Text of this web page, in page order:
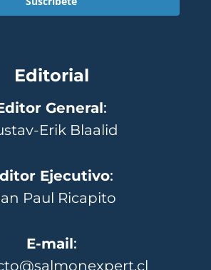
Editorial
General:
Erik Blaalid
Ejecutivo:
Paul Ricapito
E-mail: